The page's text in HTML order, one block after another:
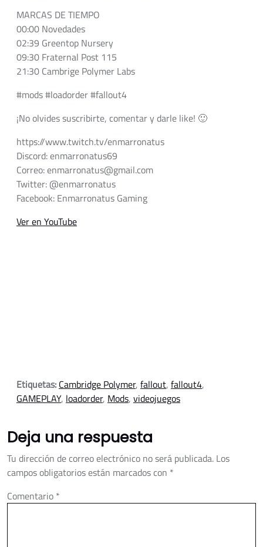
MARCAS DE TIEMPO
00:00 Novedades
02:39 Greentop Nursery
09:30 Fraternal Post 115
21:30 Cambrige Polymer Labs
#mods #loadorder #fallout4
¡No olvides suscribirte, comentar y darle like! 🙂
https://www.twitch.tv/enmarronatus
Discord: enmarronatus69
Correo: enmarronatus@gmail.com
Twitter: @enmarronatus
Facebook: Enmarronatus Gaming
Ver en YouTube
Etiquetas: Cambridge Polymer, fallout, fallout4,
GAMEPLAY, loadorder, Mods, videojuegos
Deja una respuesta
Tu dirección de correo electrónico no será publicada. Los
campos obligatorios están marcados con *
Comentario *